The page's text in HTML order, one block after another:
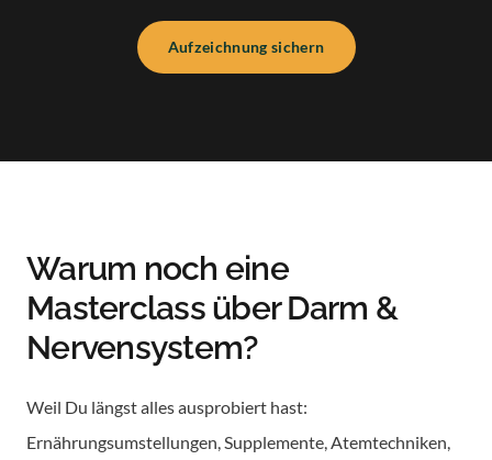
Aufzeichnung sichern
Warum noch eine
Masterclass über Darm &
Nervensystem?
Weil Du längst alles ausprobiert hast:
Ernährungsumstellungen, Supplemente, Atemtechniken,